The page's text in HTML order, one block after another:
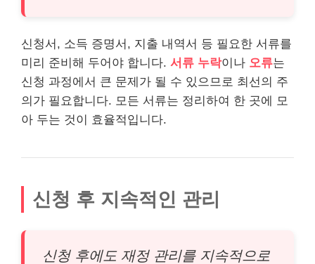
신청서, 소득 증명서, 지출 내역서 등 필요한 서류를
미리 준비해 두어야 합니다. 서류 누락이나 오류는
신청 과정에서 큰 문제가 될 수 있으므로 최선의 주
의가 필요합니다. 모든 서류는 정리하여 한 곳에 모
아 두는 것이 효율적입니다.
신청 후 지속적인 관리
신청 후에도 재정 관리를 지속적으로